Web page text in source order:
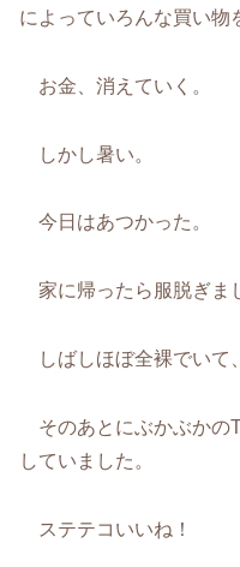
によっていろんな買い物
お金、消えていく。
しかし暑い。
今日はあつかった。
家に帰ったら服脱ぎま
しばしほぼ全裸でいて、
そのあとにぶかぶかの
していました。
ステテコいいね！